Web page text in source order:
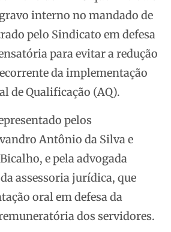
interno no mandado de
pelo Sindicato em defesa
para evitar a redução
da implementação
de Qualificação (AQ).
pelos
Antônio da Silva e
e pela advogada
assessoria jurídica, que
oral em defesa da
dos servidores.